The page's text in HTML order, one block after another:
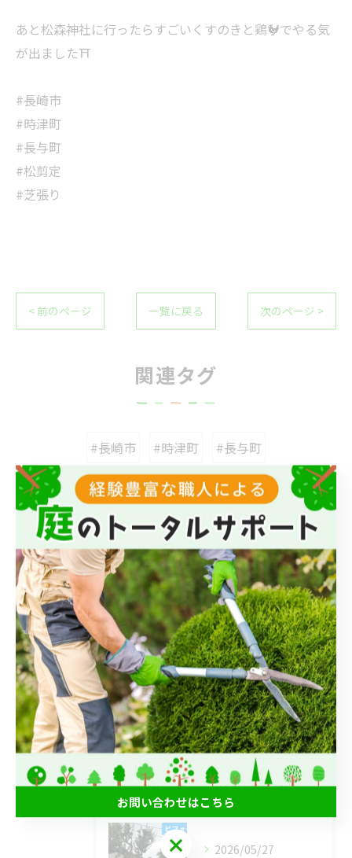
あと松森神社に行ったらすごいくすのきと鶏🐓でやる気
が出ました⛩️
#長崎市
#時津町
#長与町
#松剪定
#芝張り
< 前のページ 一覧に戻る 次のページ >
関連タグ
#長崎市 #時津町 #長与町
カテゴリー Categories
全てのカテゴリー
伐採
伐根
草刈り
草むしり
庭じまい
最近の投稿 Recent Posts
2026/05/27
お問い合わせはこちら
お問い合わせはこちら